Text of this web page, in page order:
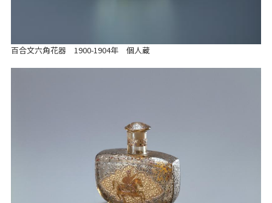
百合文六角花器 1900-1904年 個人蔵